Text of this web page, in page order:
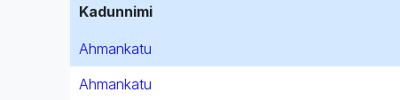
Kadunnimi
Ahmankatu
Ahmankatu